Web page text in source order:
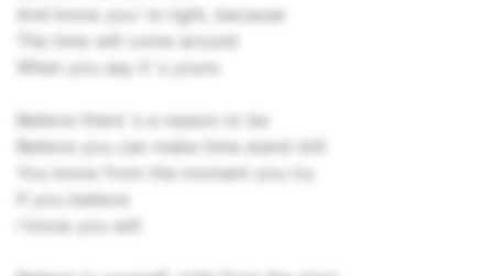
And know you`re right, because
The time will come around
When you say it`s yours
Believe there`s a reason to be
Believe you can make time stand still
You know from the moment you try
If you believe
I know you will